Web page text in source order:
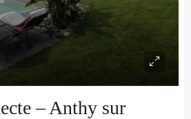
– Anthy sur